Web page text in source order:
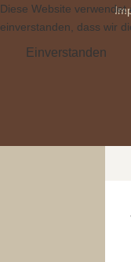
Diese Website
einverstanden, dass wir
Einverstanden